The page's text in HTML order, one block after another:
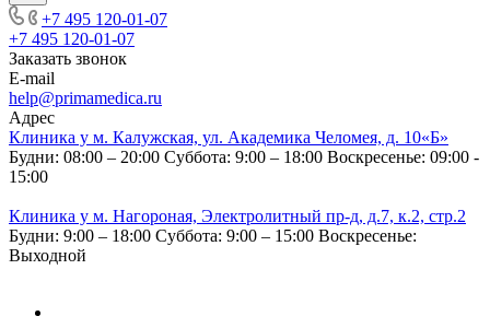
+7 495 120-01-07
+7 495 120-01-07
Заказать звонок
E-mail
help@primamedica.ru
Адрес
Клиника у м. Калужская, ул. Академика Челомея, д. 10«Б»
Будни: 08:00 – 20:00 Суббота: 9:00 – 18:00 Воскресенье: 09:00 -
15:00
Клиника у м. Нагороная, Электролитный пр-д, д.7, к.2, стр.2
Будни: 9:00 – 18:00 Суббота: 9:00 – 15:00 Воскресенье:
Выходной